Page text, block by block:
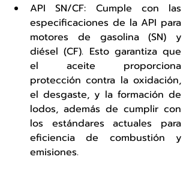
API SN/CF: Cumple con las
especificaciones de la API para
motores de gasolina (SN) y
diésel (CF). Esto garantiza que
el aceite proporciona
protección contra la oxidación,
el desgaste, y la formación de
lodos, además de cumplir con
los estándares actuales para
eficiencia de combustión y
emisiones.